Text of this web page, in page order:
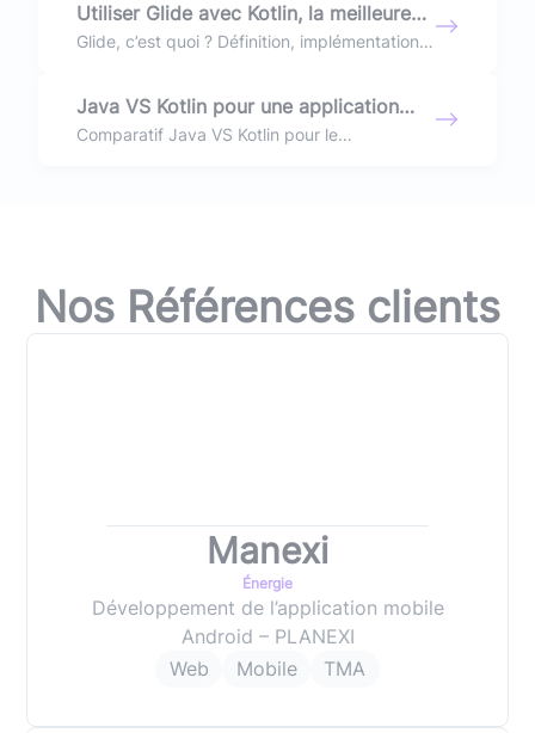
Utiliser Glide avec Kotlin, la meilleure
librairie Android de chargement
Glide, c’est quoi ? Définition, implémentation
distantes ou locales !
Java VS Kotlin pour une application
mobile Android en 2019
Comparatif Java VS Kotlin pour le
Nos Références clients
Manexi
Énergie
Développement de l’application mobile
Android – PLANEXI
Web
Mobile TMA